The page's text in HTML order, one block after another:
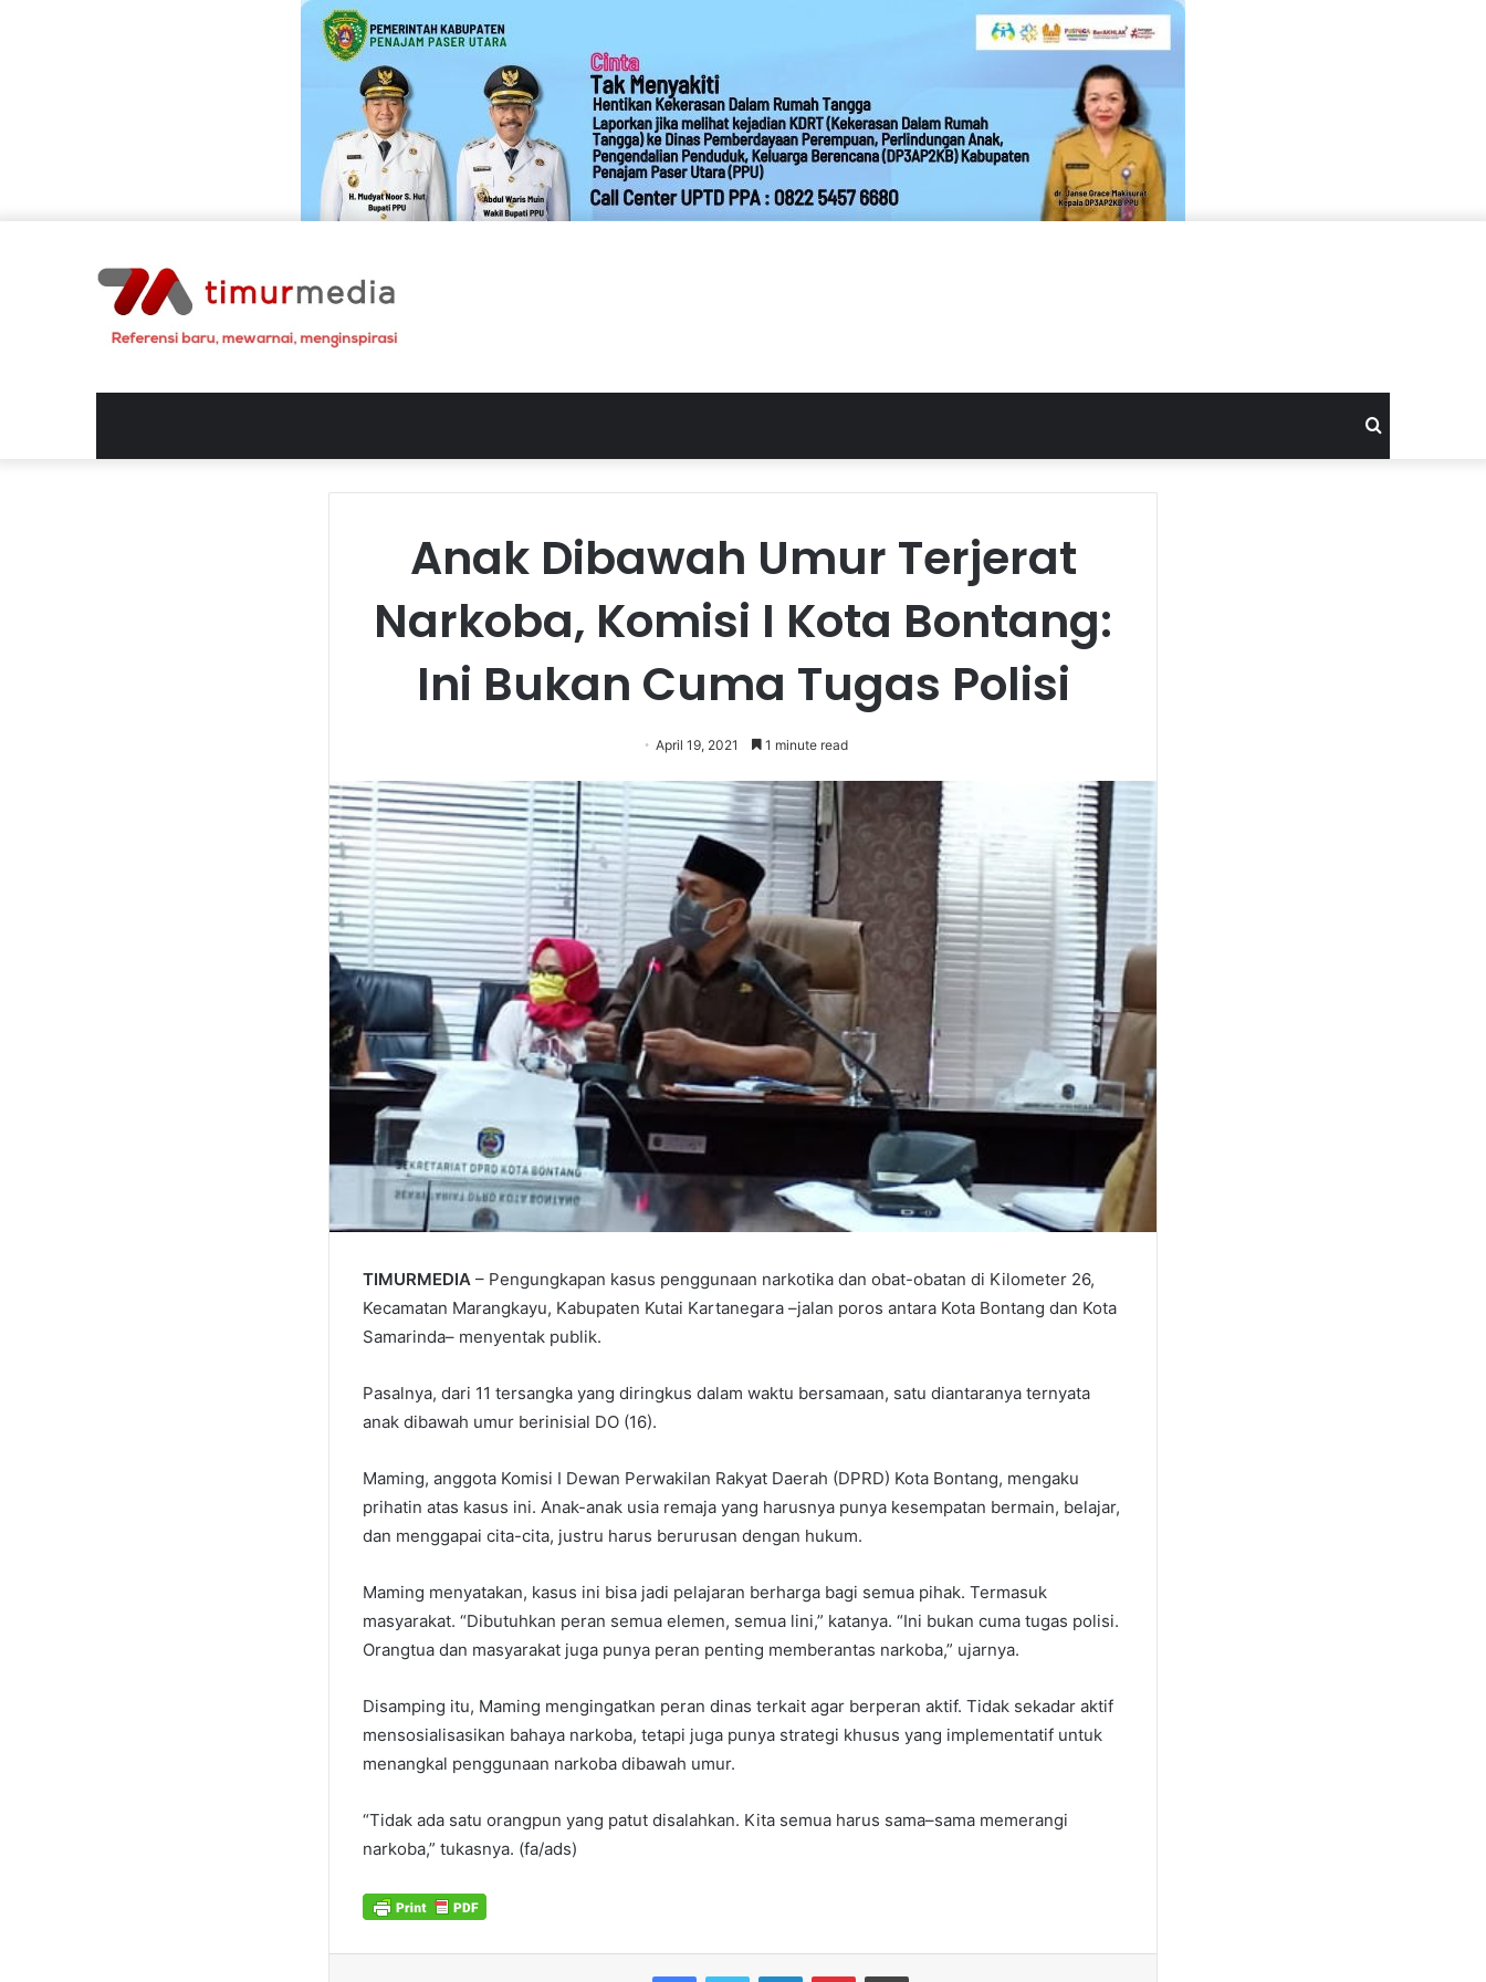
Anak Dibawah Umur Terjerat
Narkoba, Komisi I Kota Bontang:
Ini Bukan Cuma Tugas Polisi
April 19, 2021 1 minute read
TIMURMEDIA – Pengungkapan kasus penggunaan narkotika dan obat-obatan di Kilometer 26,
Kecamatan Marangkayu, Kabupaten Kutai Kartanegara –jalan poros antara Kota Bontang dan Kota
Samarinda– menyentak publik.
Pasalnya, dari 11 tersangka yang diringkus dalam waktu bersamaan, satu diantaranya ternyata
anak dibawah umur berinisial DO (16).
Maming, anggota Komisi I Dewan Perwakilan Rakyat Daerah (DPRD) Kota Bontang, mengaku
prihatin atas kasus ini. Anak-anak usia remaja yang harusnya punya kesempatan bermain, belajar,
dan menggapai cita-cita, justru harus berurusan dengan hukum.
Maming menyatakan, kasus ini bisa jadi pelajaran berharga bagi semua pihak. Termasuk
masyarakat. “Dibutuhkan peran semua elemen, semua lini,” katanya. “Ini bukan cuma tugas polisi.
Orangtua dan masyarakat juga punya peran penting memberantas narkoba,” ujarnya.
Disamping itu, Maming mengingatkan peran dinas terkait agar berperan aktif. Tidak sekadar aktif
mensosialisasikan bahaya narkoba, tetapi juga punya strategi khusus yang implementatif untuk
menangkal penggunaan narkoba dibawah umur.
“Tidak ada satu orangpun yang patut disalahkan. Kita semua harus sama–sama memerangi
narkoba,” tukasnya. (fa/ads)
FacebookTwitter LinkedInPinterestPrint